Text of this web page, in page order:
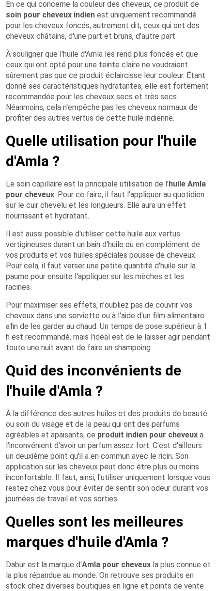
En ce qui concerne la couleur des cheveux, ce produit de
soin pour cheveux indien est uniquement recommandé
pour les cheveux foncés, autrement dit, ceux qui ont des
cheveux châtains, d'une part et bruns, d'autre part.
À souligner que l'huile d'Amla les rend plus foncés et que
ceux qui ont opté pour une teinte claire ne voudraient
sûrement pas que ce produit éclaircisse leur couleur. Étant
donné ses caractéristiques hydratantes, elle est fortement
recommandée pour les cheveux secs et très secs.
Néanmoins, cela n'empêche pas les cheveux normaux de
profiter des autres vertus de cette huile indienne.
Quelle utilisation pour l'huile
d'Amla ?
Le soin capillaire est la principale utilisation de l'huile Amla
pour cheveux. Pour ce faire, il faut l'appliquer au quotidien
sur le cuir chevelu et les longueurs. Elle aura un effet
nourrissant et hydratant.
Il est aussi possible d'utiliser cette huile aux vertus
vertigineuses durant un bain d'huile ou en complément de
vos produits et vos huiles spéciales pousse de cheveux.
Pour cela, il faut verser une petite quantité d'huile sur la
paume pour ensuite l'appliquer sur les mèches et les
racines.
Pour maximiser ses effets, n'oubliez pas de couvrir vos
cheveux dans une serviette ou à l'aide d'un film alimentaire
afin de les garder au chaud. Un temps de pose supérieur à 1
h est recommandé, mais l'idéal est de le laisser agir pendant
toute une nuit avant de faire un shampoing.
Quid des inconvénients de
l'huile d'Amla ?
À la différence des autres huiles et des produits de beauté
ou soin du visage et de la peau qui ont des parfums
agréables et apaisants, ce produit indien pour cheveux a
l'inconvénient d'avoir un parfum assez fort. C'est d'ailleurs
un deuxième point qu'il a en commun avec le ricin. Son
application sur les cheveux peut donc être plus ou moins
inconfortable. Il faut, ainsi, l'utiliser uniquement lorsque vous
restez chez vous pour éviter de sentir son odeur durant vos
journées de travail et vos sorties.
Quelles sont les meilleures
marques d'huile d'Amla ?
Dabur est la marque d'Amla pour cheveux la plus connue et
la plus répandue au monde. On retrouve ses produits en
stock chez diverses boutiques en ligne et points de vente